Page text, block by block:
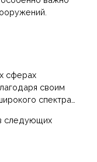
сферах
своим
спектра
следующих